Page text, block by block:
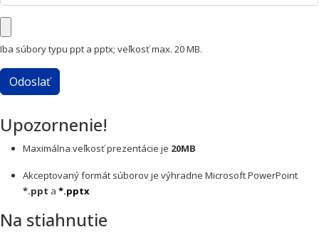
Iba súbory typu ppt a pptx; veľkosť max. 20 MB.
Odoslať
Upozornenie!
Maximálna veľkosť prezentácie je 20MB
Akceptovaný formát súborov je výhradne Microsoft PowerPoint
*.ppt a *.pptx
Na stiahnutie